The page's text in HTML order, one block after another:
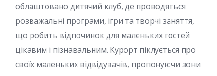
облаштовано дитячий клуб, де проводяться
розважальні програми, ігри та творчі заняття,
що робить відпочинок для маленьких гостей
цікавим і пізнавальним. Курорт піклується про
своїх маленьких відвідувачів, пропонуючи зони